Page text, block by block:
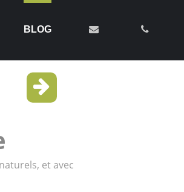
BLOG
et avec